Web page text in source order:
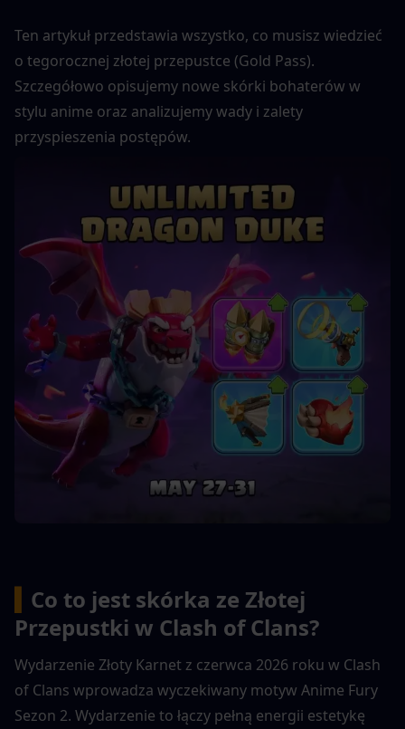
Ten artykuł przedstawia wszystko, co musisz wiedzieć
o tegorocznej złotej przepustce (Gold Pass).
Szczegółowo opisujemy nowe skórki bohaterów w
stylu anime oraz analizujemy wady i zalety
przyspieszenia postępów.
Co to jest skórka ze Złotej
Przepustki w Clash of Clans?
Wydarzenie Złoty Karnet z czerwca 2026 roku w Clash
of Clans wprowadza wyczekiwany motyw Anime Fury
Sezon 2. Wydarzenie to łączy pełną energii estetykę